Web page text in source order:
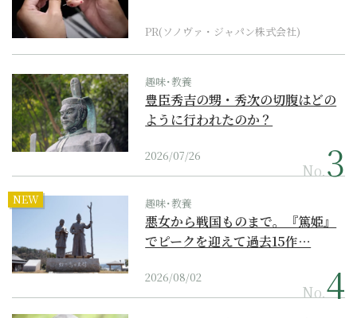
PR(ソノヴァ・ジャパン株式会社)
趣味･教養
豊臣秀吉の甥・秀次の切腹はどの
ように行われたのか？
2026/07/26
No.
NEW 趣味･教養
悪女から戦国ものまで。『篤姫』
でピークを迎えて過去15作…
2026/08/02
No.